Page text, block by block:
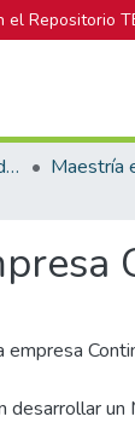
el Repositorio
Área académica Gerencia de Proyectos
desarrollar